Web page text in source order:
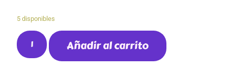
5 disponibles
Añadir al carrito